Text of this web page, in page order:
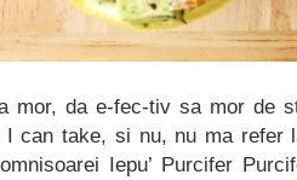
mor, da e-fec-tiv sa mor de
can take, si nu, nu ma refer
Iepu’ Purcifer